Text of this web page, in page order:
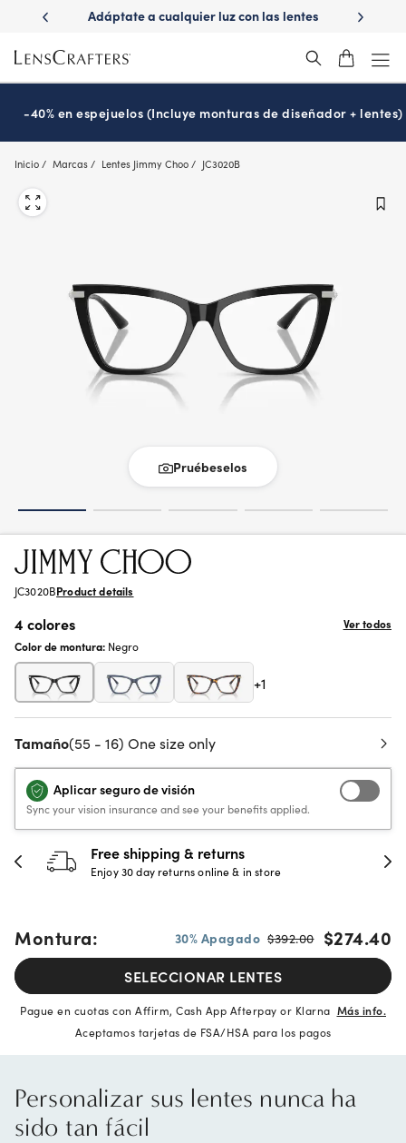
main
content
luz con las lentes
¿Es hora de tu examen de la vista?
-40% en espejuelos (Incluye monturas de diseñador + lentes)
Inicio Marcas Lentes Jimmy Choo JC3020B
Pruébeselos
JC3020BProduct details
4 colores
Ver todos
Color de montura: Negro
+1
Tamaño(55 - 16) One size only
Aplicar seguro de visión
Sync your vision insurance and see your benefits applied.
Free shipping & returns
Enjoy 30 day returns online & in store
Montura: 30% Apagado $392.00 $274.40
SELECCIONAR LENTES
Pague en cuotas con Affirm, Cash App Afterpay or Klarna Más info.
Aceptamos tarjetas de FSA/HSA para los pagos
Personalizar sus lentes nunca ha
sido tan fácil